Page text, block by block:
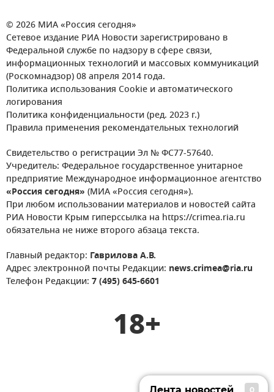
© 2026 МИА «Россия сегодня»
Сетевое издание РИА Новости зарегистрировано в
Федеральной службе по надзору в сфере связи,
информационных технологий и массовых коммуникаций
(Роскомнадзор) 08 апреля 2014 года.
Политика использования Cookie и автоматического
логирования
Политика конфиденциальности (ред. 2023 г.)
Правила применения рекомендательных технологий
Свидетельство о регистрации Эл № ФС77-57640.
Учредитель: Федеральное государственное унитарное
предприятие Международное информационное агентство
«Россия сегодня» (МИА «Россия сегодня»).
При любом использовании материалов и новостей сайта
РИА Новости Крым гиперссылка на https://crimea.ria.ru
обязательна не ниже второго абзаца текста.
Главный редактор: Гаврилова А.В.
Адрес электронной почты Редакции: news.crimea@ria.ru
Телефон Редакции: 7 (495) 645-6601
18+
0